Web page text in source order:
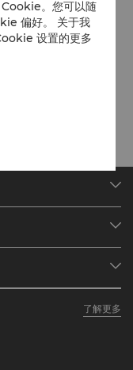
了解更多
Cookie。您可以随
偏好。 关于我
设置的更多